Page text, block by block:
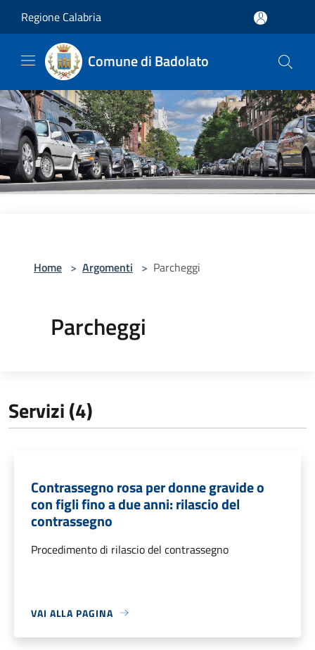
Regione Calabria
Comune di Badolato
Home > Argomenti > Parcheggi
Parcheggi
Servizi (4)
Contrassegno rosa per donne gravide o
con figli fino a due anni: rilascio del
contrassegno
Procedimento di rilascio del contrassegno
VAI ALLA PAGINA